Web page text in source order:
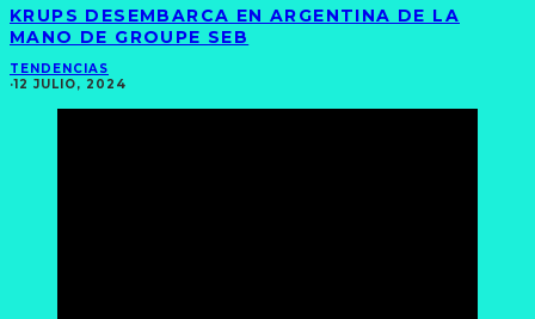
KRUPS DESEMBARCA EN ARGENTINA DE LA
MANO DE GROUPE SEB
TENDENCIAS
·12 JULIO, 2024